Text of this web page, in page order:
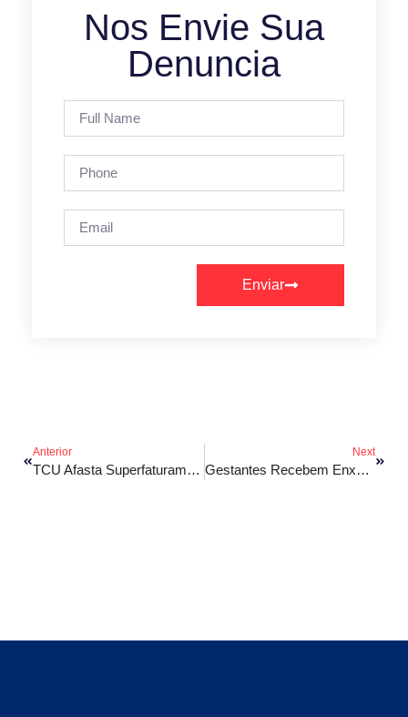
Nos Envie Sua
Denuncia
Enviar
Anterior
TCU Afasta Superfaturamento Em Obra Da Avenida Litorânea
Next
Gestantes Recebem Enxovais E Orientações Na 11ª Edição Do Projeto Mamãe Feliz Em Bacabal